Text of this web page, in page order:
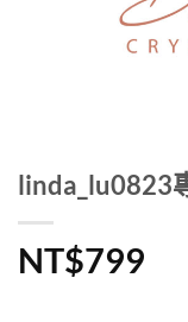
linda_lu0823
NT$799